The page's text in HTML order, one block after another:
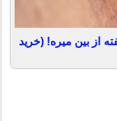
زخم و بخیه با این روش در 3 هفته از بین میره! (خرید